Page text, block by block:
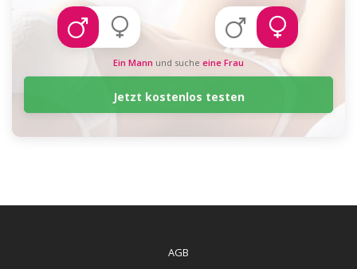
Ein Mann und suche eine Frau
Jetzt kostenlos testen
AGB